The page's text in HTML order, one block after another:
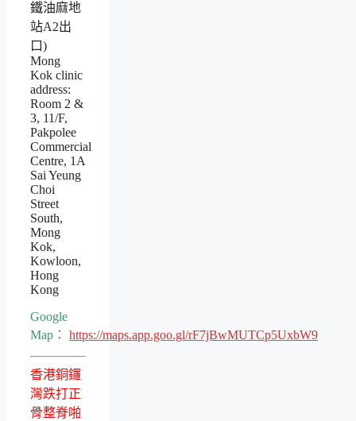
鐵油麻地
站A2出
口)
Mong
Kok clinic
address:
Room 2 &
3, 11/F,
Pakpolee
Commercial
Centre, 1A
Sai Yeung
Choi
Street
South,
Mong
Kok,
Kowloon,
Hong
Kong
Google
Map： https://maps.app.goo.gl/rF7jBwMUTCp5UxbW9
香港銅鑼
灣跌打正
骨整脊啪